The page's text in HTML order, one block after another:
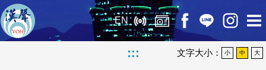
EN
::: 文字大小： 小 中 大